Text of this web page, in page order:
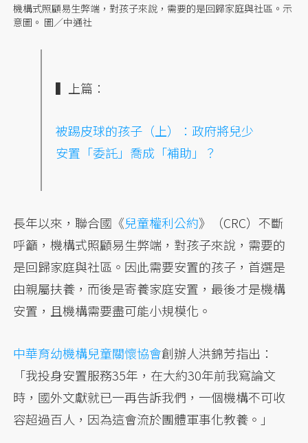
機構式照顧易生弊端，對孩子來說，需要的是回歸家庭與社區。示
意圖。 圖／中通社
▍上篇：
被踢皮球的孩子（上）：政府將兒少
安置「委託」喬成「補助」？
長年以來，聯合國《兒童權利公約》（CRC）不斷
呼籲，機構式照顧易生弊端，對孩子來說，需要的
是回歸家庭與社區。因此需要安置的孩子，首選是
由親屬扶養，而後是寄養家庭安置，最後才是機構
安置，且機構需要盡可能小規模化。
中華育幼機構兒童關懷協會創辦人洪錦芳指出：
「我投身安置服務35年，在大約30年前我寫論文
時，國外文獻就已一再告訴我們，一個機構不可收
容超過百人，因為這會流於團體軍事化教養。」